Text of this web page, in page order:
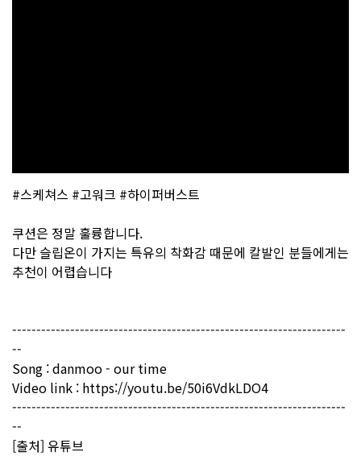
#스케쳐스 #고워크 #하이퍼버스트
쿠션은 정말 훌륭합니다.
다만 슬립온이 가지는 특유의 착화감 때문에 칼발인 분들에게는
추천이 어렵습니다
---------------------------------------------------------------------
--
Song : danmoo - our time
Video link : https://youtu.be/50i6VdkLDO4
---------------------------------------------------------------------
--
[출처] 유튜브